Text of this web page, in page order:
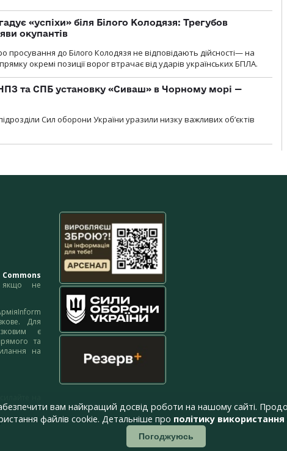
«успіхи» біля Білого Колодязя: Трегубов
окупантів
просування до Білого Колодязя не відповідають дійсності— на
окремі позиції ворог втрачає від ударів українських БПЛА.
та СПБ установку «Сиваш» в Чорному морі —
Сил оборони України уразили низку важливих об’єктів
не
Для
є
та
на
вам найкращий досвід роботи на нашому сайті.
файлів cookie. Детальніше про політику
Погоджуюсь